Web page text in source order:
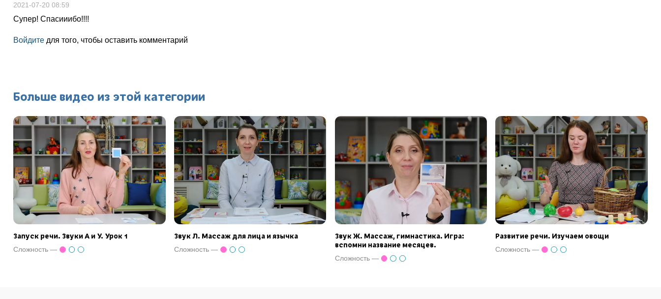
2021-07-20 08:59
Супер! Спасииибо!!!!
Войдитедля того, чтобы оставить комментарий
Больше видео из этой категории
Запуск речи. Звуки А и У. Урок 1
Сложность —
Звук Л. Массаж для лица и язычка
Сложность —
Звук Ж. Массаж, гимнастика. Игра:
вспомни название месяцев.
Сложность —
Развитие речи. Изучаем овощи
Сложность —